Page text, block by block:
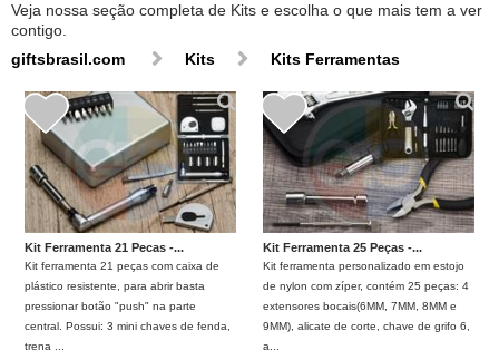
Veja nossa seção completa de Kits e escolha o que mais tem a ver
contigo.
giftsbrasil.com
Kits Kits Ferramentas
Kit Ferramenta 21 Pecas -...
Kit ferramenta 21 peças com caixa de
plástico resistente, para abrir basta
pressionar botão "push" na parte
central. Possui: 3 mini chaves de fenda,
trena ...
Kit Ferramenta 25 Peças -...
Kit ferramenta personalizado em estojo
de nylon com zíper, contém 25 peças: 4
extensores bocais(6MM, 7MM, 8MM e
9MM), alicate de corte, chave de grifo 6,
a...